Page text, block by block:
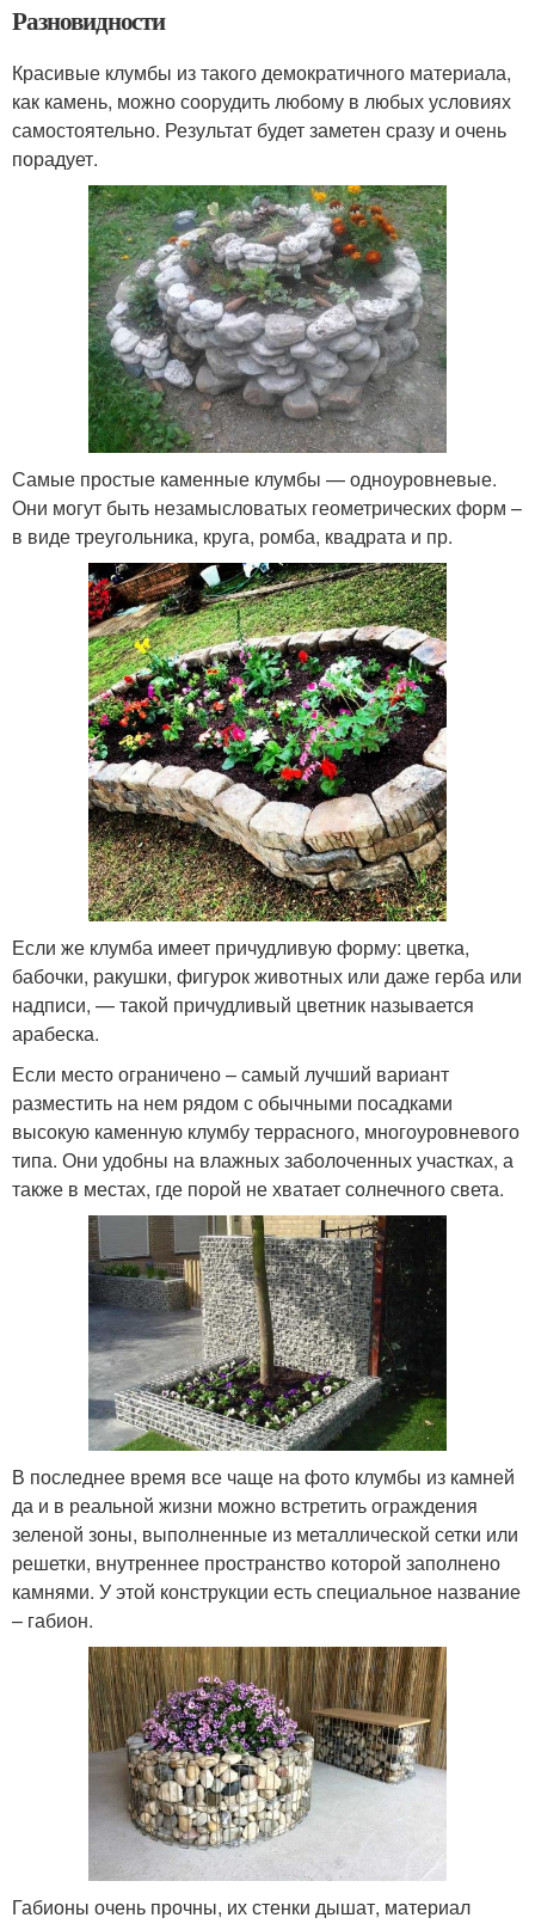
Разновидности
Красивые клумбы из такого демократичного материала,
как камень, можно соорудить любому в любых условиях
самостоятельно. Результат будет заметен сразу и очень
порадует.
Самые простые каменные клумбы — одноуровневые.
Они могут быть незамысловатых геометрических форм –
в виде треугольника, круга, ромба, квадрата и пр.
Если же клумба имеет причудливую форму: цветка,
бабочки, ракушки, фигурок животных или даже герба или
надписи, — такой причудливый цветник называется
арабеска.
Если место ограничено – самый лучший вариант
разместить на нем рядом с обычными посадками
высокую каменную клумбу террасного, многоуровневого
типа. Они удобны на влажных заболоченных участках, а
также в местах, где порой не хватает солнечного света.
В последнее время все чаще на фото клумбы из камней
да и в реальной жизни можно встретить ограждения
зеленой зоны, выполненные из металлической сетки или
решетки, внутреннее пространство которой заполнено
камнями. У этой конструкции есть специальное название
– габион.
Габионы очень прочны, их стенки дышат, материал